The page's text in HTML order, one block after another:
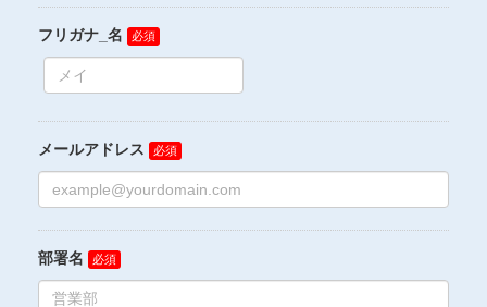
フリガナ_名
メールアドレス
部署名